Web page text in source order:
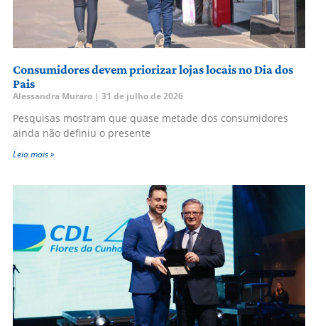
Consumidores devem priorizar lojas locais no Dia dos
Pais
Alessandra Muraro 31 de julho de 2026
Pesquisas mostram que quase metade dos consumidores
ainda não definiu o presente
Leia mais »